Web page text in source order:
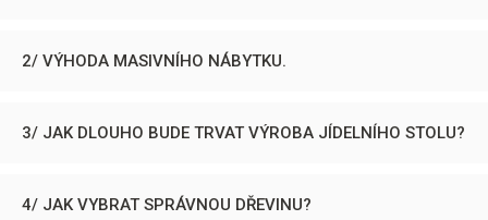
2/ VÝHODA MASIVNÍHO NÁBYTKU.
3/ JAK DLOUHO BUDE TRVAT VÝROBA JÍDELNÍHO STOLU?
4/ JAK VYBRAT SPRÁVNOU DŘEVINU?